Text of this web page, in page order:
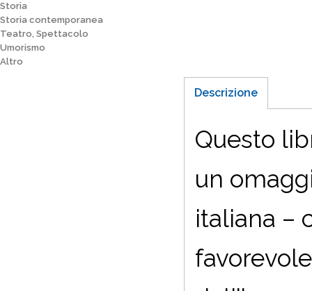
Storia
Storia contemporanea
Teatro, Spettacolo
Umorismo
Altro
Descrizione
Questo
un
italiana –